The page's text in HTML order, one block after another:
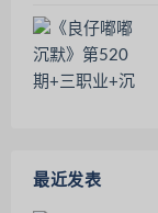
最近发表